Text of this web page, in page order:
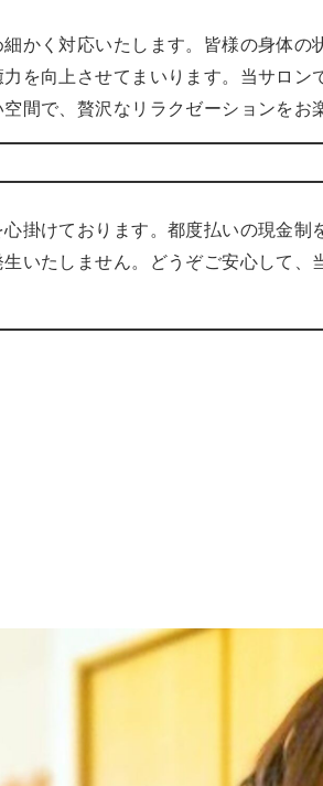
かく対応いたします。皆様の身体の
を向上させてまいります。当サロン
間で、贅沢なリラクゼーションをお
掛けております。都度払いの現金制
いたしません。どうぞご安心して、